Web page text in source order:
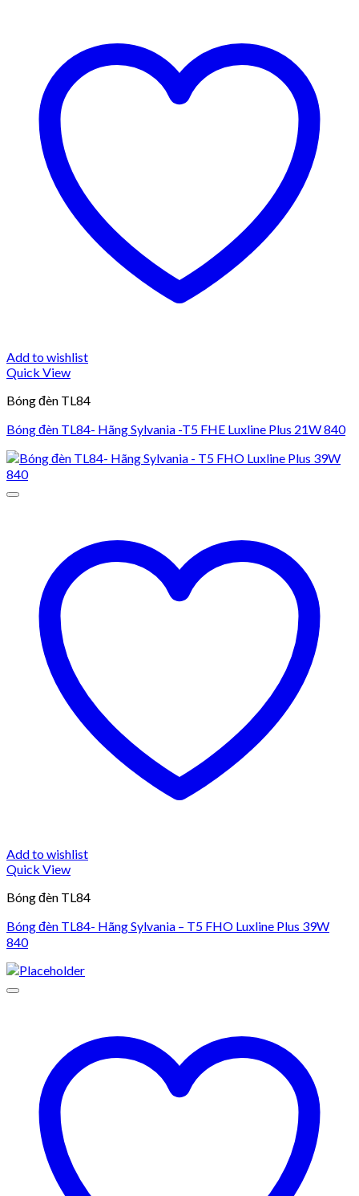
Add to wishlist
Quick View
Bóng đèn TL84
Bóng đèn TL84- Hãng Sylvania -T5 FHE Luxline Plus 21W 840
Add to wishlist
Quick View
Bóng đèn TL84
Bóng đèn TL84- Hãng Sylvania – T5 FHO Luxline Plus 39W
840